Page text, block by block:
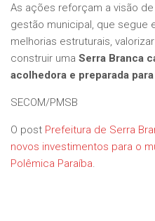
As ações reforçam a visão
gestão municipal, que segue
melhorias estruturais,
construir uma Serra Branca
acolhedora e preparada
SECOM/PMSB
O post Prefeitura de Serra
novos investimentos para o
Polêmica Paraíba.